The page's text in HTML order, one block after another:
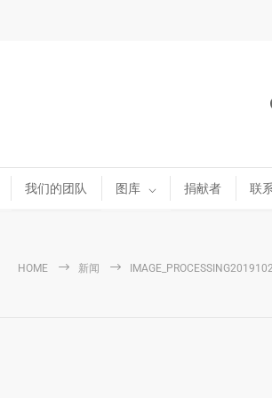
我们的团队 图库 捐献者 联
HOME 新闻